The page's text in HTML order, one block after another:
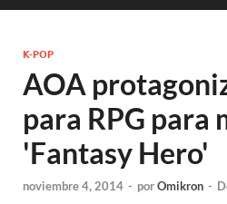
K-POP
AOA
para RPG para
'Fantasy Hero'
noviembre 4, 2014 - porOmikron -